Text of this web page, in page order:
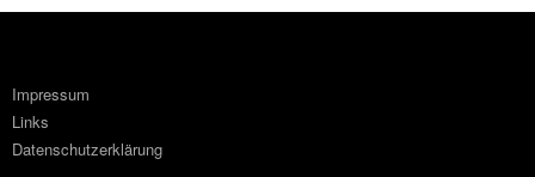
Impressum
Links
Datenschutzerklärung